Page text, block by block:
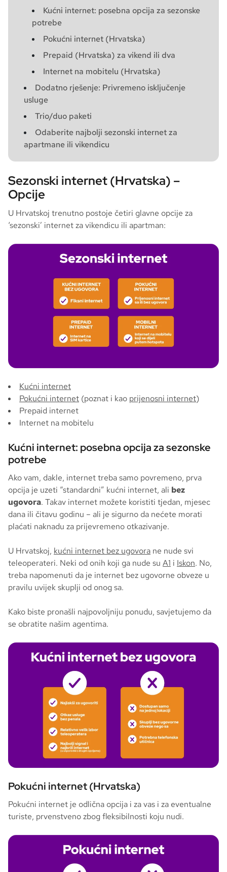
Kućni internet: posebna opcija za sezonske
potrebe
Pokućni internet (Hrvatska)
Prepaid (Hrvatska) za vikend ili dva
Internet na mobitelu (Hrvatska)
Dodatno rješenje: Privremeno isključenje
usluge
Trio/duo paketi
Odaberite najbolji sezonski internet za
apartmane ili vikendicu
Sezonski internet (Hrvatska) –
Opcije
U Hrvatskoj trenutno postoje četiri glavne opcije za
‘sezonski’ internet za vikendicu ili apartman:
Kućni internet
Pokućni internet (poznat i kao prijenosni internet)
Prepaid internet
Internet na mobitelu
Kućni internet: posebna opcija za sezonske
potrebe
Ako vam, dakle, internet treba samo povremeno, prva
opcija je uzeti “standardni” kućni internet, ali bez
ugovora. Takav internet možete koristiti tjedan, mjesec
dana ili čitavu godinu – ali je sigurno da nećete morati
plaćati naknadu za prijevremeno otkazivanje.
U Hrvatskoj, kućni internet bez ugovora ne nude svi
teleoperateri. Neki od onih koji ga nude su A1 i Iskon. No,
treba napomenuti da je internet bez ugovorne obveze u
pravilu uvijek skuplji od onog sa.
Kako biste pronašli najpovoljniju ponudu, savjetujemo da
se obratite našim agentima.
Pokućni internet (Hrvatska)
Pokućni internet je odlična opcija i za vas i za eventualne
turiste, prvenstveno zbog fleksibilnosti koju nudi.